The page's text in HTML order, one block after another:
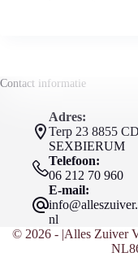
Contact informatie
Adres:
Terp 23 8855 CD
SEXBIERUM
Telefoon:
06 212 70 960
E-mail:
info@alleszuiver.
nl
© 2026 - |Alles Zuiver